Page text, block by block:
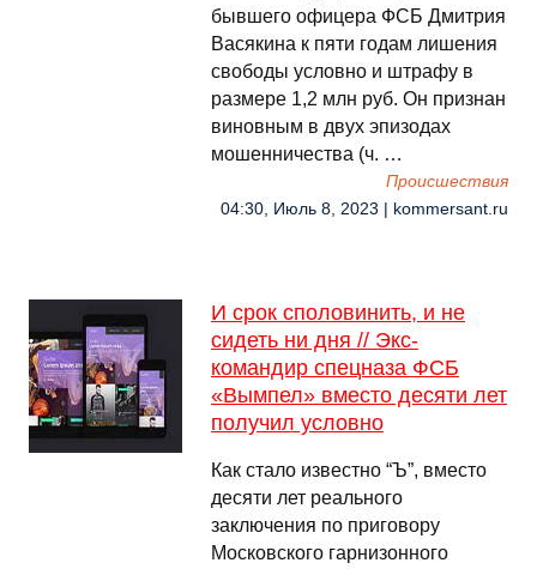
бывшего офицера ФСБ Дмитрия
Васякина к пяти годам лишения
свободы условно и штрафу в
размере 1,2 млн руб. Он признан
виновным в двух эпизодах
мошенничества (ч. …
Происшествия
04:30, Июль 8, 2023 | kommersant.ru
И срок споловинить, и не
сидеть ни дня // Экс-
командир спецназа ФСБ
«Вымпел» вместо десяти лет
получил условно
Как стало известно “Ъ”, вместо
десяти лет реального
заключения по приговору
Московского гарнизонного